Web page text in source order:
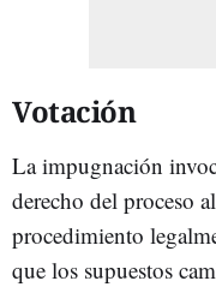
Votación
La impugnación
derecho del proceso
procedimiento
que los supuestos